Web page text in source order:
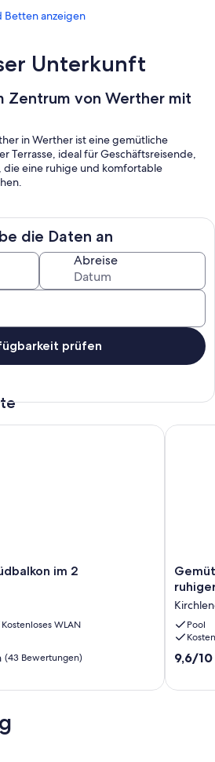
Betten anzeigen
Unterkunft
Zentrum von Werther mit
in Werther ist eine gemütliche
Terrasse, ideal für Geschäftsreisende,
die eine ruhige und komfortable
die Daten an
Abreise
prüfen
im 2
Kostenloses WLAN
(43 Bewertungen)
im 2 Familienhaus
in
ruhiger
Pool
9.6
9,6/10